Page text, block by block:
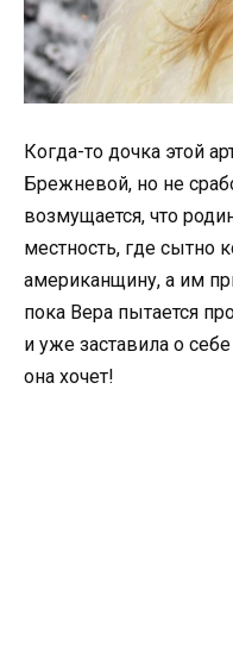
Когда-то дочка этой
Брежневой, но не
возмущается, что
местность, где сытно
американщину, а им
пока Вера пытается
и уже заставила о
она хочет!